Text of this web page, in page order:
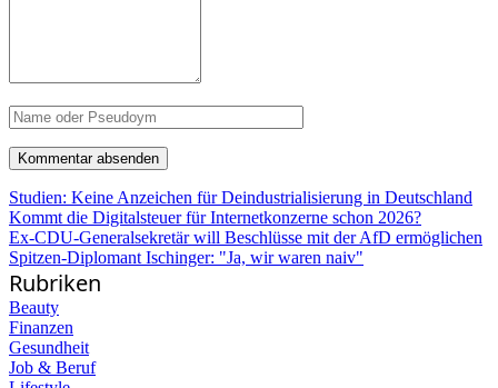
Studien: Keine Anzeichen für Deindustrialisierung in Deutschland
Kommt die Digitalsteuer für Internetkonzerne schon 2026?
Ex-CDU-Generalsekretär will Beschlüsse mit der AfD ermöglichen
Spitzen-Diplomant Ischinger: "Ja, wir waren naiv"
Rubriken
Beauty
Finanzen
Gesundheit
Job & Beruf